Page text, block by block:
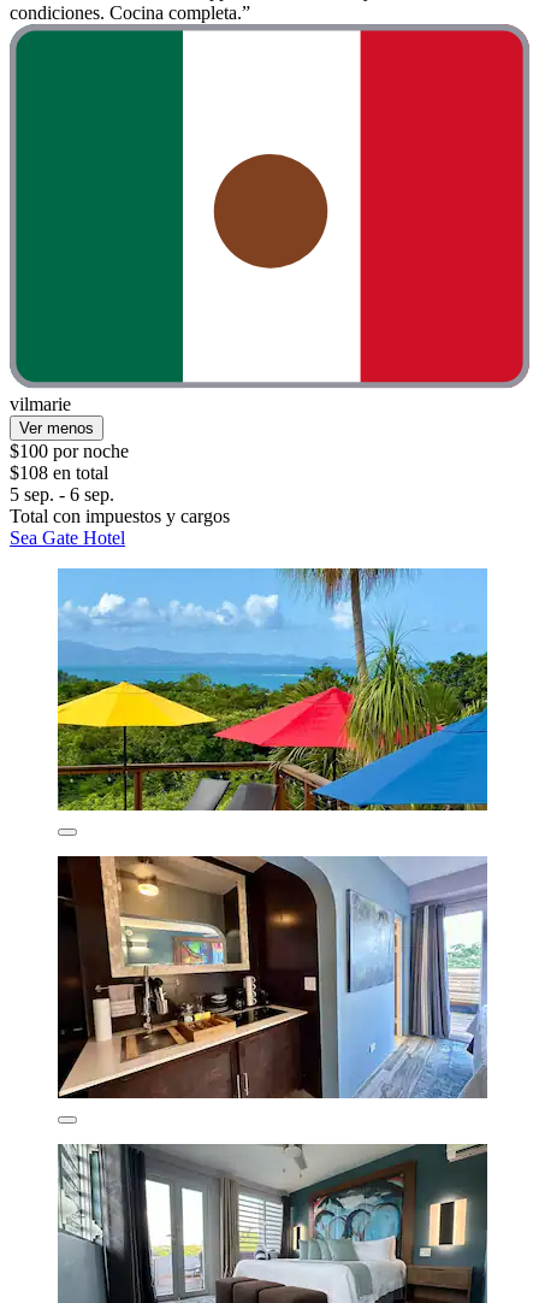
condiciones. Cocina completa.”
vilmarie
Ver menos
$100 por noche
$108 en total
5 sep. - 6 sep.
Total con impuestos y cargos
Sea Gate Hotel